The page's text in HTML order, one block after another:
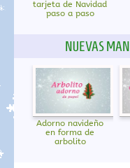
tarjeta de Navidad
paso a paso
NUEVAS
Adorno navideño
en forma de
arbolito